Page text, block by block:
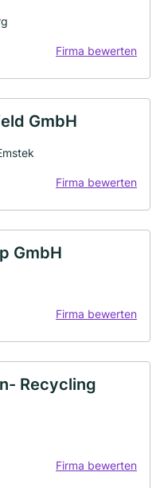
Firma bewerten
GmbH
Firma bewerten
GmbH
Firma bewerten
Recycling
Firma bewerten